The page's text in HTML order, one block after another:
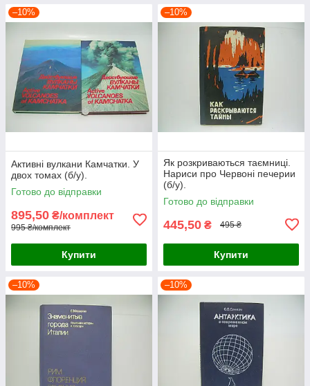
–10%
Активні вулкани Камчатки. У
двох томах (б/у).
Готово до відправки
895,50 ₴/комплект
995 ₴/комплект
Купити
–10%
Як розкриваються таємниці.
Нариси про Червоні печерии
(б/у).
Готово до відправки
445,50 ₴ 495 ₴
Купити
–10% –10%